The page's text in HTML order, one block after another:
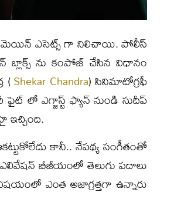
మెయిన్ ఎసెట్స్ గా నిలిచాయి. పోలీస్
ను కంపోజ్ చేసిన విధానం
(Shekar Chandra) సినిమాటోగ్రఫీ
లో ఎగ్జాస్ట్ ఫ్యాన్ నుండి సుదీప్
ఇచ్చింది.
కానీ.. నేపథ్య సంగీతంతో
బీజీయంలో తెలుగు పదాలు
ఎంత అజాగ్రత్తగా ఉన్నారు